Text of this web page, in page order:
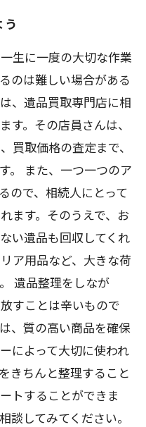
生に一度の大切な作業
のは難しい場合がある
、遺品買取専門店に相
す。その店員さんは、
買取価格の査定まで、
。 また、一つ一つのア
ので、相続人にとって
ます。そのうえで、お
い遺品も回収してくれ
ア用品など、大きな荷
遺品整理をしなが
すことは辛いもので
、質の高い商品を確保
によって大切に使われ
きちんと整理すること
トすることができま
談してみてください。